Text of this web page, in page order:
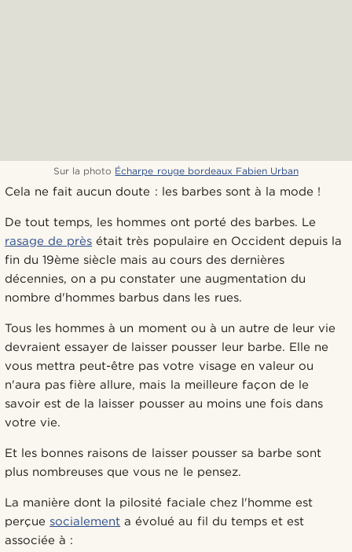
Sur la photo Écharpe rouge bordeaux Fabien Urban
Cela ne fait aucun doute : les barbes sont à la mode !
De tout temps, les hommes ont porté des barbes. Le
rasage de près était très populaire en Occident depuis la
fin du 19ème siècle mais au cours des dernières
décennies, on a pu constater une augmentation du
nombre d'hommes barbus dans les rues.
Tous les hommes à un moment ou à un autre de leur vie
devraient essayer de laisser pousser leur barbe. Elle ne
vous mettra peut-être pas votre visage en valeur ou
n'aura pas fière allure, mais la meilleure façon de le
savoir est de la laisser pousser au moins une fois dans
votre vie.
Et les bonnes raisons de laisser pousser sa barbe sont
plus nombreuses que vous ne le pensez.
La manière dont la pilosité faciale chez l'homme est
perçue socialement a évolué au fil du temps et est
associée à :